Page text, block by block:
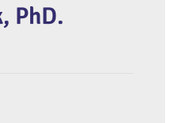
PhD.